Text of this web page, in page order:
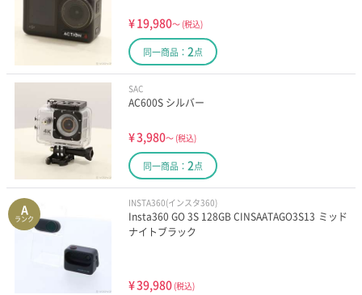
¥19,980～ (税込)
同一商品： 2点
SAC
AC600S シルバー
¥3,980～ (税込)
同一商品： 2点
A
ランク
INSTA360(インスタ360)
Insta360 GO 3S 128GB CINSAATAGO3S13 ミッド
ナイトブラック
¥39,980 (税込)